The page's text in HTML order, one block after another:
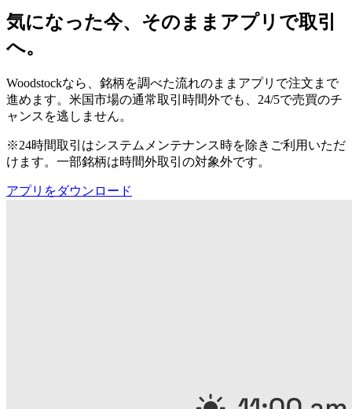
気になった今、そのままアプリで取引
へ。
Woodstockなら、銘柄を調べた流れのままアプリで注文まで
進めます。米国市場の通常取引時間外でも、24/5で売買のチ
ャンスを逃しません。
※24時間取引はシステムメンテナンス時を除きご利用いただ
けます。一部銘柄は時間外取引の対象外です。
アプリをダウンロード